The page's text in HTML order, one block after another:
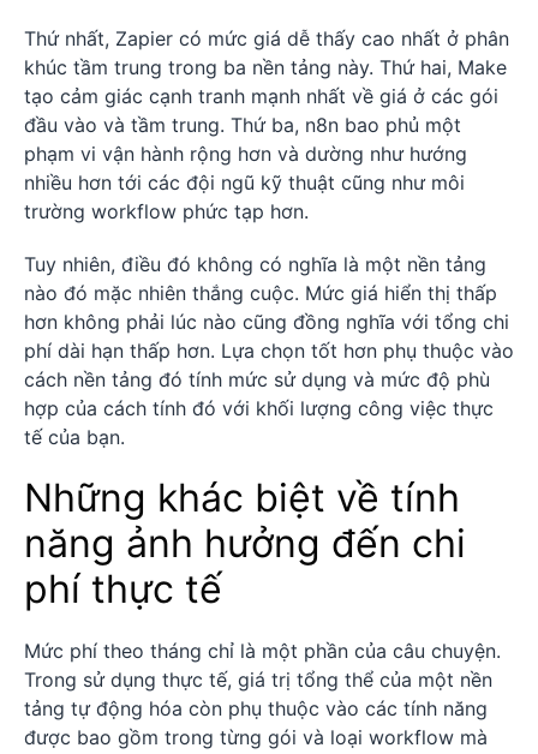
Thứ nhất, Zapier có mức giá dễ thấy cao nhất ở phân
khúc tầm trung trong ba nền tảng này. Thứ hai, Make
tạo cảm giác cạnh tranh mạnh nhất về giá ở các gói
đầu vào và tầm trung. Thứ ba, n8n bao phủ một
phạm vi vận hành rộng hơn và dường như hướng
nhiều hơn tới các đội ngũ kỹ thuật cũng như môi
trường workflow phức tạp hơn.
Tuy nhiên, điều đó không có nghĩa là một nền tảng
nào đó mặc nhiên thắng cuộc. Mức giá hiển thị thấp
hơn không phải lúc nào cũng đồng nghĩa với tổng chi
phí dài hạn thấp hơn. Lựa chọn tốt hơn phụ thuộc vào
cách nền tảng đó tính mức sử dụng và mức độ phù
hợp của cách tính đó với khối lượng công việc thực
tế của bạn.
Những khác biệt về tính
năng ảnh hưởng đến chi
phí thực tế
Mức phí theo tháng chỉ là một phần của câu chuyện.
Trong sử dụng thực tế, giá trị tổng thể của một nền
tảng tự động hóa còn phụ thuộc vào các tính năng
được bao gồm trong từng gói và loại workflow mà